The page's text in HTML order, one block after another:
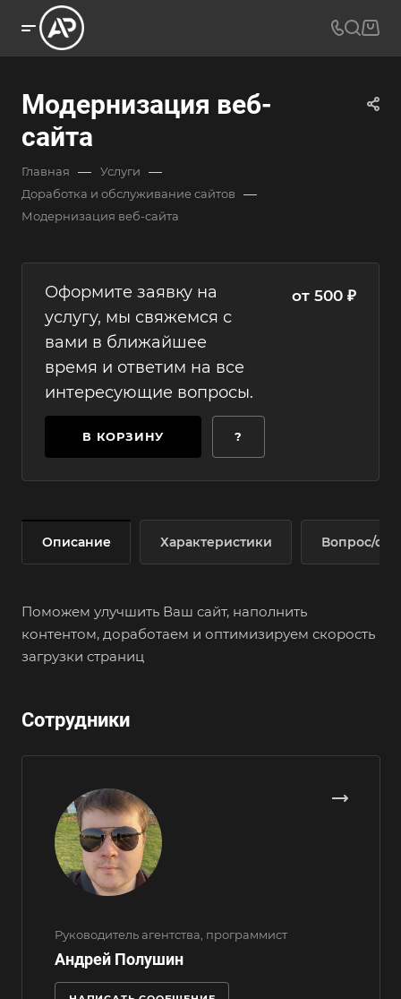
Модернизация веб-
сайта
Главная — Услуги —
Доработка и обслуживание сайтов —
Модернизация веб-сайта
Оформите заявку на
услугу, мы свяжемся с
вами в ближайшее
время и ответим на все
интересующие вопросы.
от 500 ₽
В КОРЗИНУ ?
Описание Характеристики Вопрос/
Поможем улучшить Ваш сайт, наполнить
контентом, доработаем и оптимизируем скорость
загрузки страниц
Сотрудники
Руководитель агентства, программист
Андрей Полушин